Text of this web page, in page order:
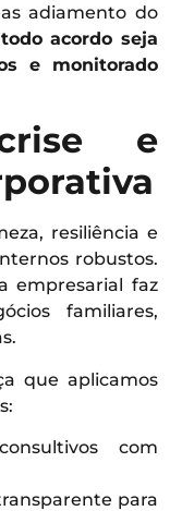
adiamento do
acordo seja
e monitorado
e
resiliência e
robustos.
empresarial faz
familiares,
que aplicamos
com
para